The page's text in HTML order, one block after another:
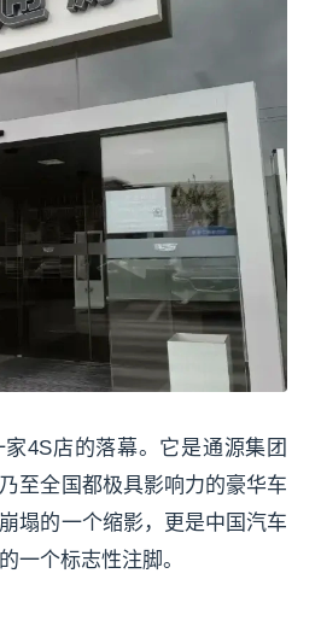
4S店的落幕。它是通源集团
至全国都极具影响力的豪华车
塌的一个缩影，更是中国汽车
一个标志性注脚。